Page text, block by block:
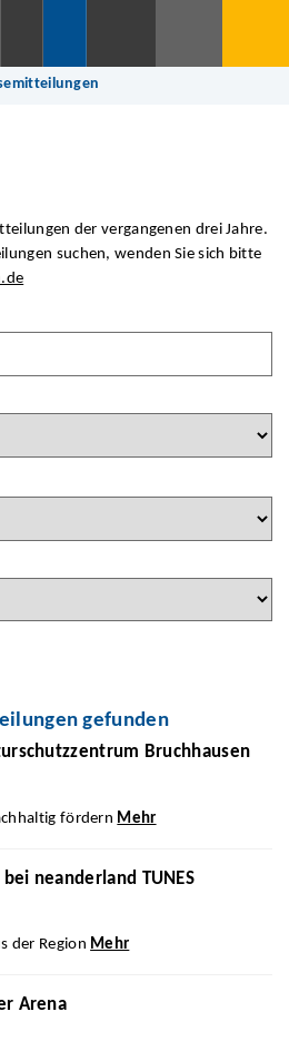
der vergangenen drei Jahre.
suchen, wenden Sie sich bitte
gefunden
Bruchhausen
fördern Mehr
neanderland TUNES
der Region Mehr
Arena